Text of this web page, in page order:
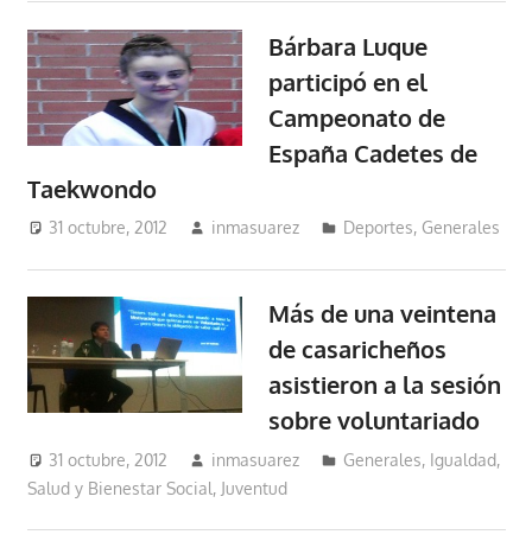
Bárbara Luque
participó en el
Campeonato de
España Cadetes de
Taekwondo
31 octubre, 2012 inmasuarez Deportes, Generales
Más de una veintena
de casaricheños
asistieron a la sesión
sobre voluntariado
31 octubre, 2012 inmasuarez Generales, Igualdad,
Salud y Bienestar Social, Juventud